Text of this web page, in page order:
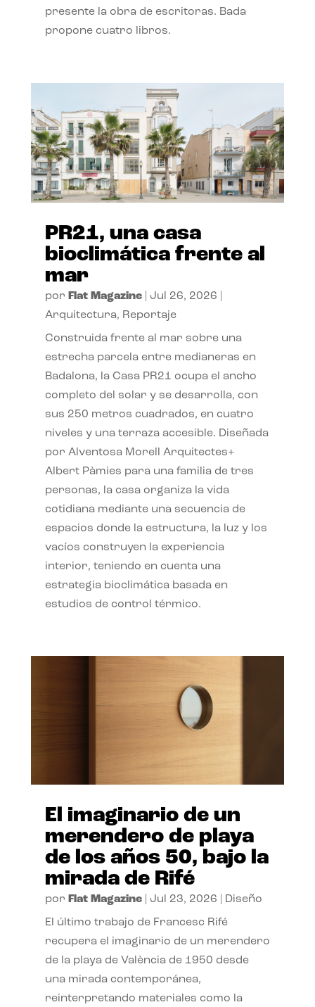
presente la obra de escritoras. Bada
propone cuatro libros.
PR21, una casa
bioclimática frente al
mar
por Flat Magazine| Jul 26, 2026
Arquitectura, Reportaje
Construida frente al mar sobre una
estrecha parcela entre medianeras en
Badalona, la Casa PR21 ocupa el ancho
completo del solar y se desarrolla, con
sus 250 metros cuadrados, en cuatro
niveles y una terraza accesible. Diseñada
por Alventosa Morell Arquitectes+
Albert Pàmies para una familia de tres
personas, la casa organiza la vida
cotidiana mediante una secuencia de
espacios donde la estructura, la luz y los
vacíos construyen la experiencia
interior, teniendo en cuenta una
estrategia bioclimática basada en
estudios de control térmico.
El imaginario de un
merendero de playa
de los años 50, bajo la
mirada de Rifé
por Flat Magazine| Jul 23, 2026 Diseño
El último trabajo de Francesc Rifé
recupera el imaginario de un merendero
de la playa de València de 1950 desde
una mirada contemporánea,
reinterpretando materiales como la